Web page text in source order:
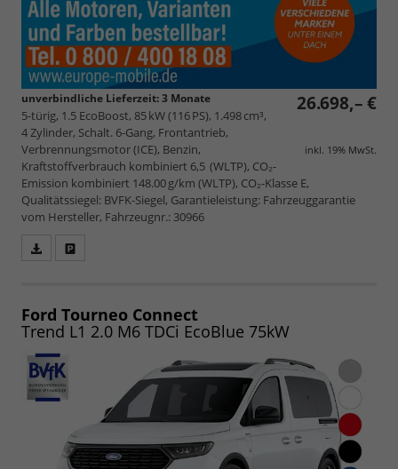
26.698,– €
inkl. 19% MwSt.
unverbindliche Lieferzeit:3 Monate
5-türig, 1.5 EcoBoost, 85 kW (116 PS), 1.498 cm³,
4 Zylinder, Schalt. 6-Gang, Frontantrieb,
Verbrennungsmotor (ICE), Benzin,
Kraftstoffverbrauch kombiniert 6,5 (WLTP), CO₂-
Emission kombiniert 148.00 g/km (WLTP), CO₂-Klasse E,
Qualitätssiegel: BVFK-Siegel, Garantieleistung: Fahrzeuggarantie
vom Hersteller, Fahrzeugnr.: 30966
speichern/drucken
Ford Tourneo Connect
Trend L1 2.0 M6 TDCi EcoBlue 75kW